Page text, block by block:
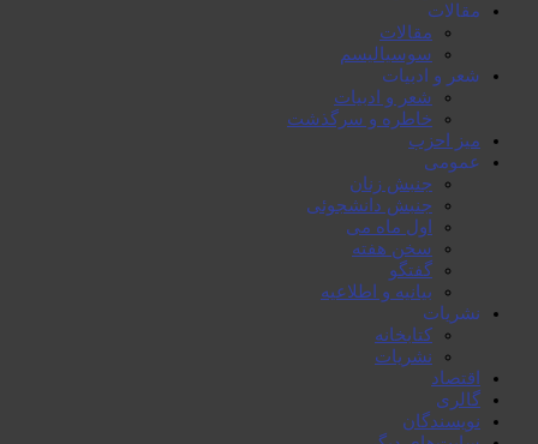
مقالات
مقالات
سوسیالیسم
شعر و ادبیات
شعر و ادبیات
خاطرە و سرگذشت
میز احزب
عمومی
جنبش زنان
جنبش دانشجوئی
اول ماە می
سخن هفتە
گفتگو
بیانیە و اطلاعیە
نشریات
کتابخانە
نشریات
اقتصاد
گالری
نویسندگان